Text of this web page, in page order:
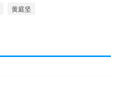
黄庭坚